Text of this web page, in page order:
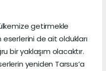
ülkemize getirmekle
eserlerini de ait oldukları
bir yaklaşım olacaktır.
yeniden Tarsus’a